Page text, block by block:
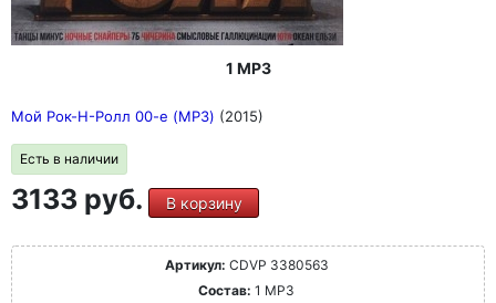
1 MP3
Мой Рок-Н-Ролл 00-е (MP3) (2015)
Есть в наличии
3133 руб. В корзину
Артикул: CDVP 3380563
Состав: 1 MP3